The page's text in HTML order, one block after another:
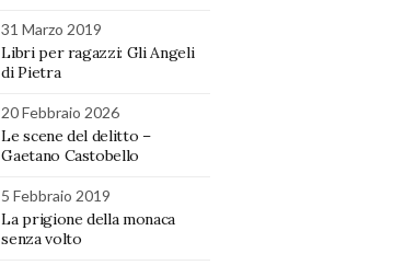
31 Marzo 2019
Libri per ragazzi: Gli Angeli
di Pietra
20 Febbraio 2026
Le scene del delitto –
Gaetano Castobello
5 Febbraio 2019
La prigione della monaca
senza volto